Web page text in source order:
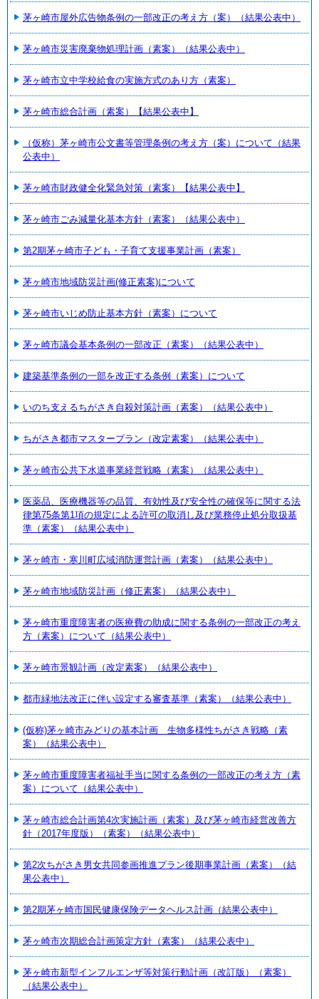
茅ヶ崎市屋外広告物条例の一部改正の考え方（案）（結果公表中）
茅ヶ崎市災害廃棄物処理計画（素案）（結果公表中）
茅ヶ崎市立中学校給食の実施方式のあり方（素案）
茅ヶ崎市総合計画（素案）【結果公表中】
（仮称）茅ヶ崎市公文書等管理条例の考え方（案）について（結果
公表中）
茅ヶ崎市財政健全化緊急対策（素案）【結果公表中】
茅ヶ崎市ごみ減量化基本方針（素案）（結果公表中）
第2期茅ヶ崎市子ども・子育て支援事業計画（素案）
茅ヶ崎市地域防災計画(修正素案)について
茅ヶ崎市いじめ防止基本方針（素案）について
茅ヶ崎市議会基本条例の一部改正（素案）（結果公表中）
建築基準条例の一部を改正する条例（素案）について
いのち支えるちがさき自殺対策計画（素案）（結果公表中）
ちがさき都市マスタープラン（改定素案）（結果公表中）
茅ヶ崎市公共下水道事業経営戦略（素案）（結果公表中）
医薬品、医療機器等の品質、有効性及び安全性の確保等に関する法
律第75条第1項の規定による許可の取消し及び業務停止処分取扱基
準（素案）（結果公表中）
茅ヶ崎市・寒川町広域消防運営計画（素案）（結果公表中）
茅ヶ崎市地域防災計画（修正素案）（結果公表中）
茅ヶ崎市重度障害者の医療費の助成に関する条例の一部改正の考え
方（素案）について（結果公表中）
茅ヶ崎市景観計画（改定素案）（結果公表中）
都市緑地法改正に伴い設定する審査基準（素案）（結果公表中）
(仮称)茅ヶ崎市みどりの基本計画 生物多様性ちがさき戦略（素
案）（結果公表中）
茅ヶ崎市重度障害者福祉手当に関する条例の一部改正の考え方（素
案）について（結果公表中）
茅ヶ崎市総合計画第4次実施計画（素案）及び茅ヶ崎市経営改善方
針（2017年度版）（素案）（結果公表中）
第2次ちがさき男女共同参画推進プラン後期事業計画（素案）（結
果公表中）
第2期茅ヶ崎市国民健康保険データヘルス計画（結果公表中）
茅ヶ崎市次期総合計画策定方針（素案）（結果公表中）
茅ヶ崎市新型インフルエンザ等対策行動計画（改訂版）（素案）
（結果公表中）